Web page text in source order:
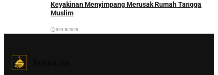
Keyakinan Menyimpang Merusak Rumah Tangga
Muslim
03/08/2026